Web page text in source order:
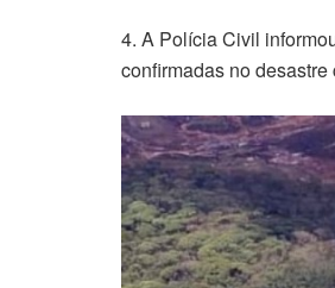
4. A Polícia Civil
confirmadas no